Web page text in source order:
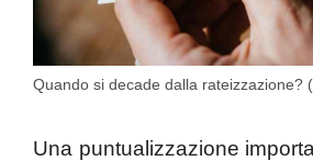
Quando si decade dalla rateizzazione?
Una puntualizzazione